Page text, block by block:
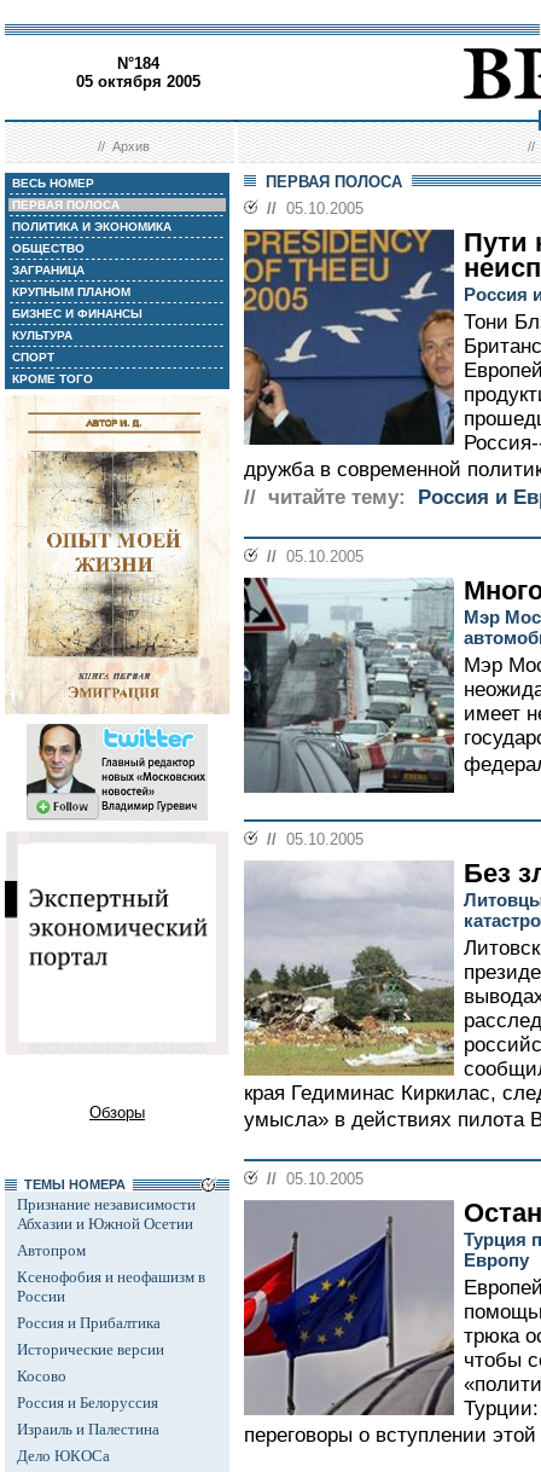
N°184
05 октября 2005
//Архив //
ВЕСЬ НОМЕР
ПЕРВАЯ ПОЛОСА
ПОЛИТИКА И ЭКОНОМИКА
ОБЩЕСТВО
ЗАГРАНИЦА
КРУПНЫМ ПЛАНОМ
БИЗНЕС И ФИНАНСЫ
КУЛЬТУРА
СПОРТ
КРОМЕ ТОГО
Обзоры
ТЕМЫ НОМЕРА
Признание независимости
Абхазии и Южной Осетии
Автопром
Ксенофобия и неофашизм в
России
Россия и Прибалтика
Исторические версии
Косово
Россия и Белоруссия
Израиль и Палестина
Дело ЮКОСа
ПЕРВАЯ ПОЛОСА
// 05.10.2005
Пути
Россия
Тони
дружба в современной
// читайте тему:
Россия и
// 05.10.2005
Мэр
Мэр
имеет
// 05.10.2005
Без
края Гедиминас Киркилас,
умысла» в действиях пилота
// 05.10.2005
Турция
Европу
трюка
чтобы
Турции:
переговоры о вступлении